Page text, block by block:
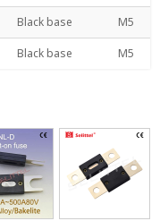
Black base M5
Black base M5